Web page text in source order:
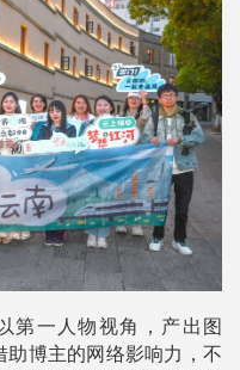
第一人物视角，产出图
助博主的网络影响力，不